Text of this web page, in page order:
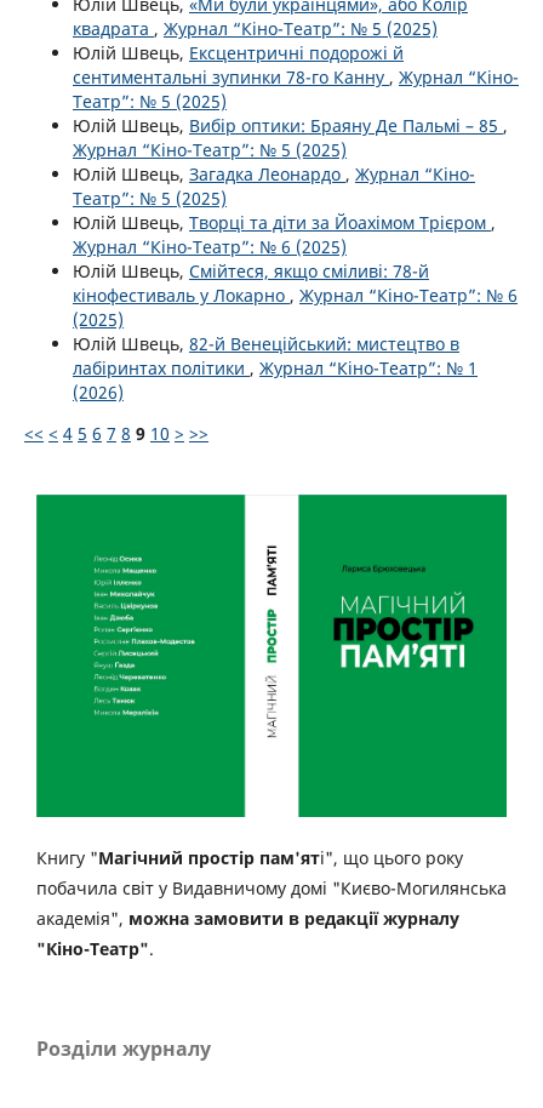
квадрата , Журнал “Кіно-Театр”: № 5 (2025)
Юлій Швець, Ексцентричні подорожі й
сентиментальні зупинки 78-го Канну , Журнал “Кіно-
Театр”: № 5 (2025)
Юлій Швець, Вибір оптики: Браяну Де Пальмі – 85 ,
Журнал “Кіно-Театр”: № 5 (2025)
Юлій Швець, Загадка Леонардо , Журнал “Кіно-
Театр”: № 5 (2025)
Юлій Швець, Творці та діти за Йоахімом Трієром ,
Журнал “Кіно-Театр”: № 6 (2025)
Юлій Швець, Смійтеся, якщо сміливі: 78-й
кінофестиваль у Локарно , Журнал “Кіно-Театр”: № 6
(2025)
Юлій Швець, 82-й Венеційський: мистецтво в
лабіринтах політики , Журнал “Кіно-Театр”: № 1
(2026)
<< < 4 5 6 7 8 9 10 > >>
Книгу "Магічний простір пам'яті", що цього року
побачила світ у Видавничому домі "Києво-Могилянська
академія", можна замовити в редакції журналу
"Кіно-Театр".
Розділи журналу